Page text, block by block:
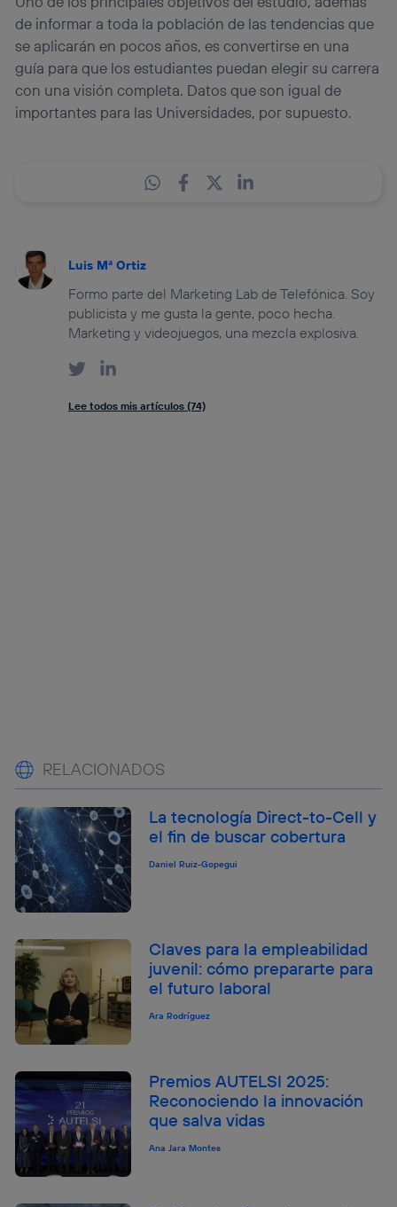
de informar a toda la población de las tendencias que
se aplicarán en pocos años, es convertirse en una
guía para que los estudiantes puedan elegir su carrera
con una visión completa. Datos que son igual de
importantes para las Universidades, por supuesto.
Luis Mª Ortiz
Formo parte del Marketing Lab de Telefónica. Soy
publicista y me gusta la gente, poco hecha.
Marketing y videojuegos, una mezcla explosiva.
Lee todos mis artículos (74)
RELACIONADOS
La tecnología Direct-to-Cell y
el fin de buscar cobertura
Daniel Ruiz-Gopegui
Claves para la empleabilidad
juvenil: cómo prepararte para
el futuro laboral
Ara Rodríguez
Premios AUTELSI 2025:
Reconociendo la innovación
que salva vidas
Ana Jara Montes